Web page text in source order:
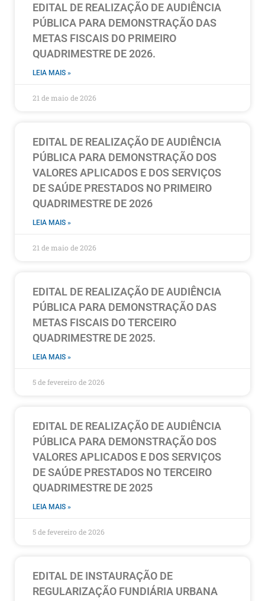
EDITAL DE REALIZAÇÃO DE AUDIÊNCIA
PÚBLICA PARA DEMONSTRAÇÃO DAS
METAS FISCAIS DO PRIMEIRO
QUADRIMESTRE DE 2026.
LEIA MAIS »
21 de maio de 2026
EDITAL DE REALIZAÇÃO DE AUDIÊNCIA
PÚBLICA PARA DEMONSTRAÇÃO DOS
VALORES APLICADOS E DOS SERVIÇOS
DE SAÚDE PRESTADOS NO PRIMEIRO
QUADRIMESTRE DE 2026
LEIA MAIS »
21 de maio de 2026
EDITAL DE REALIZAÇÃO DE AUDIÊNCIA
PÚBLICA PARA DEMONSTRAÇÃO DAS
METAS FISCAIS DO TERCEIRO
QUADRIMESTRE DE 2025.
LEIA MAIS »
5 de fevereiro de 2026
EDITAL DE REALIZAÇÃO DE AUDIÊNCIA
PÚBLICA PARA DEMONSTRAÇÃO DOS
VALORES APLICADOS E DOS SERVIÇOS
DE SAÚDE PRESTADOS NO TERCEIRO
QUADRIMESTRE DE 2025
LEIA MAIS »
5 de fevereiro de 2026
EDITAL DE INSTAURAÇÃO DE
REGULARIZAÇÃO FUNDIÁRIA URBANA